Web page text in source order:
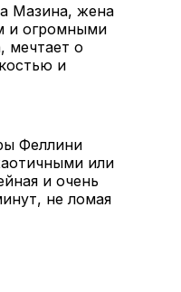
Мазина, жена
и огромными
мечтает о
и
Феллини
или
и очень
не ломая